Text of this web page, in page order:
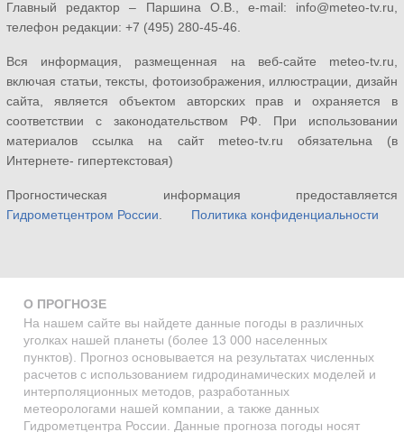
Главный редактор – Паршина О.В., e-mail: info@meteo-tv.ru,
телефон редакции: +7 (495) 280-45-46.
Вся информация, размещенная на веб-сайте meteo-tv.ru,
включая статьи, тексты, фотоизображения, иллюстрации, дизайн
сайта, является объектом авторских прав и охраняется в
соответствии с законодательством РФ. При использовании
материалов ссылка на сайт meteo-tv.ru обязательна (в
Интернете- гипертекстовая)
Прогностическая информация предоставляется
Гидрометцентром России
Политика конфиденциальности
О ПРОГНОЗЕ
На нашем сайте вы найдете данные погоды в различных
уголках нашей планеты (более 13 000 населенных
пунктов). Прогноз основывается на результатах численных
расчетов с использованием гидродинамических моделей и
интерполяционных методов, разработанных
метеорологами нашей компании, а также данных
Гидрометцентра России. Данные прогноза погоды носят